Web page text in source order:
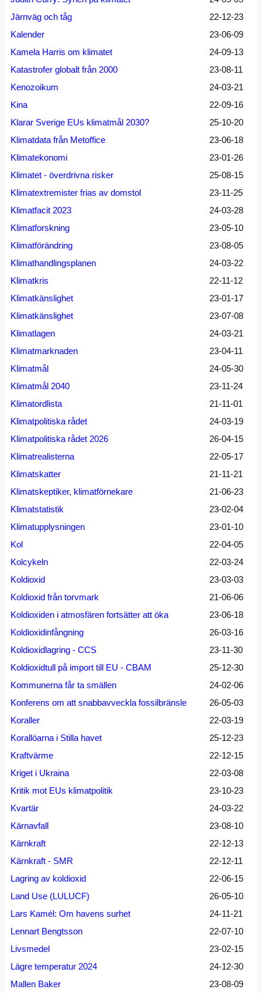
Järnväg och tåg
22-12-23
Kalender
23-06-09
Kamela Harris om klimatet
24-09-13
Katastrofer globalt från 2000
23-08-11
Kenozoikum
24-03-21
Kina
22-09-16
Klarar Sverige EUs klimatmål 2030?
25-10-20
Klimatdata från Metoffice
23-06-18
Klimatekonomi
23-01-26
Klimatet - överdrivna risker
25-08-15
Klimatextremister frias av domstol
23-11-25
Klimatfacit 2023
24-03-28
Klimatforskning
23-05-10
Klimatförändring
23-08-05
Klimathandlingsplanen
24-03-22
Klimatkris
22-11-12
Klimatkänslighet
23-01-17
Klimatkänslighet
23-07-08
Klimatlagen
24-03-21
Klimatmarknaden
23-04-11
Klimatmål
24-05-30
Klimatmål 2040
23-11-24
Klimatordlista
21-11-01
Klimatpolitiska rådet
24-03-19
Klimatpolitiska rådet 2026
26-04-15
Klimatrealisterna
22-05-17
Klimatskatter
21-11-21
Klimatskeptiker, klimatförnekare
21-06-23
Klimatstatistik
23-02-04
Klimatupplysningen
23-01-10
Kol
22-04-05
Kolcykeln
22-03-24
Koldioxid
23-03-03
Koldioxid från torvmark
21-06-06
Koldioxiden i atmosfären fortsätter att öka
23-06-18
Koldioxidinfångning
26-03-16
Koldioxidlagring - CCS
23-11-30
Koldioxidtull på import till EU - CBAM
25-12-30
Kommunerna får ta smällen
24-02-06
Konferens om att snabbavveckla fossilbränsle
26-05-03
Koraller
22-03-19
Korallöarna i Stilla havet
25-12-23
Kraftvärme
22-12-15
Kriget i Ukraina
22-03-08
Kritik mot EUs klimatpolitik
23-10-23
Kvartär
24-03-22
Kärnavfall
23-08-10
Kärnkraft
22-12-13
Kärnkraft - SMR
22-12-11
Lagring av koldioxid
22-06-15
Land Use (LULUCF)
26-05-10
Lars Kamél: Om havens surhet
24-11-21
Lennart Bengtsson
22-07-10
Livsmedel
23-02-15
Lägre temperatur 2024
24-12-30
Mallen Baker
23-08-09